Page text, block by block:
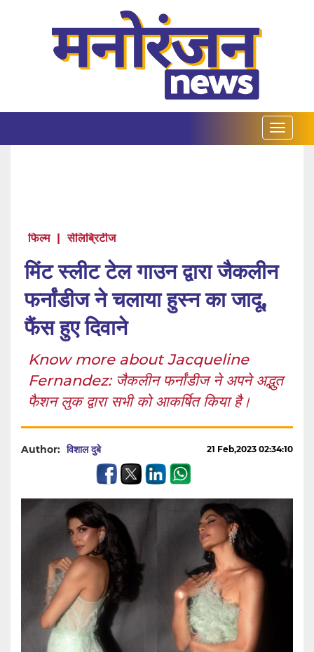
फिल्म | सेलिब्रिटीज
मिंट स्लीट टेल गाउन द्वारा जैकलीन
फर्नांडीज ने चलाया हुस्न का जादू,
फैंस हुए दिवाने
Know more about Jacqueline
Fernandez: जैकलीन फर्नांडीज ने अपने अद्भुत
फैशन लुक द्वारा सभी को आकर्षित किया है।
Author: विशाल दुबे 21 Feb,2023 02:34:10